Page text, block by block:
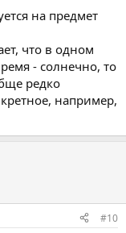
на предмет
что в одном
- солнечно, то
редко
например,
#10